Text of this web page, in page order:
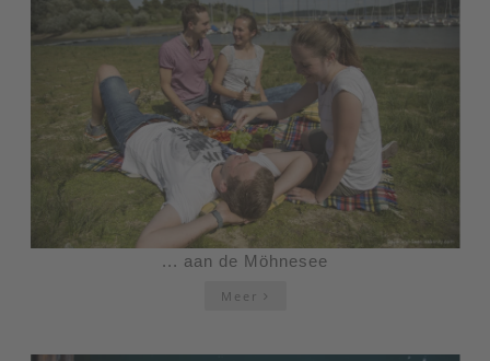
... aan de Möhnesee
Meer